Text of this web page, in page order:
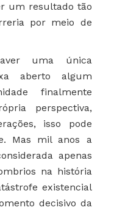
um resultado tão
por meio de
uma única
aberto algum
finalmente
perspectiva,
isso pode
Mas mil anos a
apenas
na história
existencial
decisivo da